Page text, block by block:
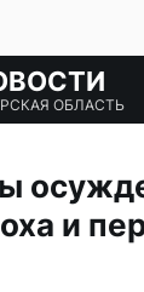
ОБЛАСТЬ
и